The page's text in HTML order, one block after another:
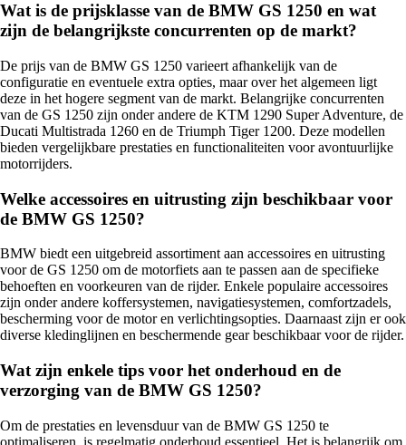
Wat is de prijsklasse van de BMW GS 1250 en wat
zijn de belangrijkste concurrenten op de markt?
De prijs van de BMW GS 1250 varieert afhankelijk van de
configuratie en eventuele extra opties, maar over het algemeen ligt
deze in het hogere segment van de markt. Belangrijke concurrenten
van de GS 1250 zijn onder andere de KTM 1290 Super Adventure, de
Ducati Multistrada 1260 en de Triumph Tiger 1200. Deze modellen
bieden vergelijkbare prestaties en functionaliteiten voor avontuurlijke
motorrijders.
Welke accessoires en uitrusting zijn beschikbaar voor
de BMW GS 1250?
BMW biedt een uitgebreid assortiment aan accessoires en uitrusting
voor de GS 1250 om de motorfiets aan te passen aan de specifieke
behoeften en voorkeuren van de rijder. Enkele populaire accessoires
zijn onder andere koffersystemen, navigatiesystemen, comfortzadels,
bescherming voor de motor en verlichtingsopties. Daarnaast zijn er ook
diverse kledinglijnen en beschermende gear beschikbaar voor de rijder.
Wat zijn enkele tips voor het onderhoud en de
verzorging van de BMW GS 1250?
Om de prestaties en levensduur van de BMW GS 1250 te
optimaliseren, is regelmatig onderhoud essentieel. Het is belangrijk om